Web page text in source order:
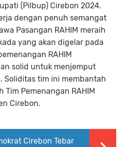
(Pilbup) Cirebon 2024.
dengan penuh semangat
Pasangan RAHIM meraih
yang akan digelar pada
RAHIM
solid untuk menjemput
Soliditas tim ini membantah
Pemenangan RAHIM
Cirebon.
Cirebon Tebar